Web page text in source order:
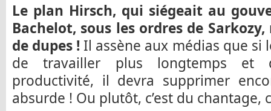
Le plan Hirsch, qui siégeait au
Bachelot, sous les ordres de
de dupes ! Il assène aux médias que si
de travailler plus longtemps et
productivité, il devra supprimer
absurde ! Ou plutôt, c’est du